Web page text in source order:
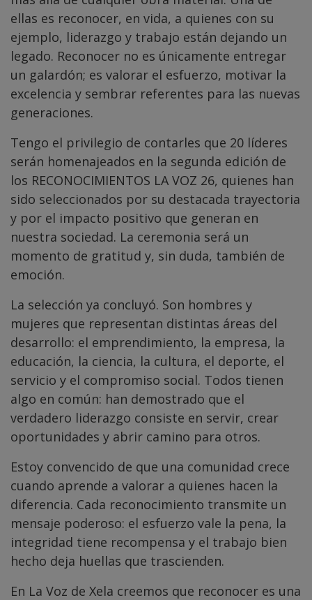
ellas es reconocer, en vida, a quienes con su
ejemplo, liderazgo y trabajo están dejando un
legado. Reconocer no es únicamente entregar
un galardón; es valorar el esfuerzo, motivar la
excelencia y sembrar referentes para las nuevas
generaciones.
Tengo el privilegio de contarles que 20 líderes
serán homenajeados en la segunda edición de
los RECONOCIMIENTOS LA VOZ 26, quienes han
sido seleccionados por su destacada trayectoria
y por el impacto positivo que generan en
nuestra sociedad. La ceremonia será un
momento de gratitud y, sin duda, también de
emoción.
La selección ya concluyó. Son hombres y
mujeres que representan distintas áreas del
desarrollo: el emprendimiento, la empresa, la
educación, la ciencia, la cultura, el deporte, el
servicio y el compromiso social. Todos tienen
algo en común: han demostrado que el
verdadero liderazgo consiste en servir, crear
oportunidades y abrir camino para otros.
Estoy convencido de que una comunidad crece
cuando aprende a valorar a quienes hacen la
diferencia. Cada reconocimiento transmite un
mensaje poderoso: el esfuerzo vale la pena, la
integridad tiene recompensa y el trabajo bien
hecho deja huellas que trascienden.
En La Voz de Xela creemos que reconocer es una